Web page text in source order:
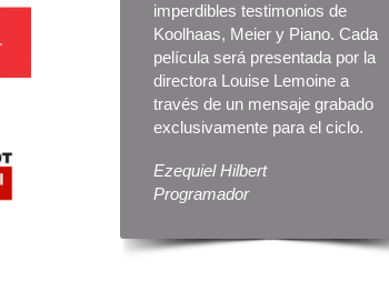
imperdibles testimonios de
Koolhaas, Meier y Piano. Cada
película será presentada por la
directora Louise Lemoine a
través de un mensaje grabado
exclusivamente para el ciclo.
Ezequiel Hilbert
Programador